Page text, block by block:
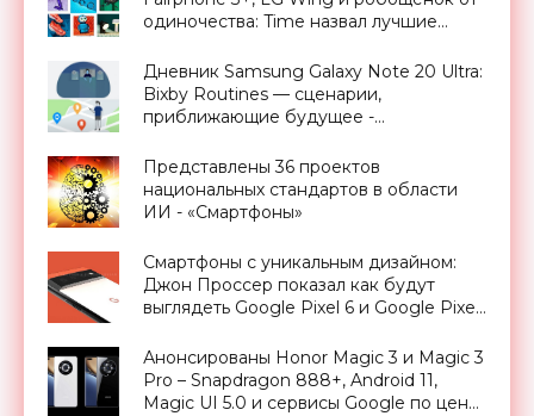
одиночества: Time назвал лучшие
Дневник Samsung Galaxy Note 20 Ultra:
Bixby Routines — сценарии,
приближающие будущее -
Представлены 36 проектов
национальных стандартов в области
ИИ - «Смартфоны»
Смартфоны с уникальным дизайном:
Джон Проссер показал как будут
выглядеть Google Pixel 6 и Google Pixel
Анонсированы Honor Magic 3 и Magic 3
Pro – Snapdragon 888+, Android 11,
Magic UI 5.0 и сервисы Google по цене